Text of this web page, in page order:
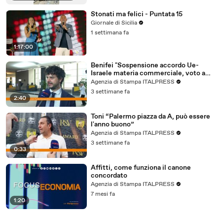
1:17:00
Stonati ma felici - Puntata 15
Giornale di Sicilia
1 settimana fa
2:40
Benifei "Sospensione accordo Ue-
Israele materia commerciale, voto a
maggioranza"
Agenzia di Stampa ITALPRESS
3 settimane fa
0:33
Toni “Palermo piazza da A, può essere
l'anno buono”
Agenzia di Stampa ITALPRESS
3 settimane fa
1:20
Affitti, come funziona il canone
concordato
Agenzia di Stampa ITALPRESS
7 mesi fa